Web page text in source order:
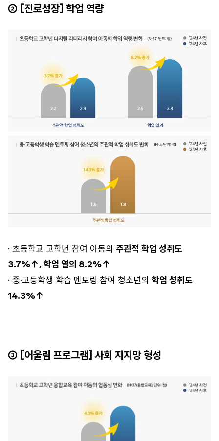
② [진로성장] 학업 역량
· 초등학교 고학년 참여 아동의 주관적 학업 성취도
3.7%↑, 학업 열의 8.2%↑
· 중·고등학생 학습 멘토링 참여 청소년의 학업 성취도
14.3%↑
③ [어울림 프로그램] 사회 지지망 형성